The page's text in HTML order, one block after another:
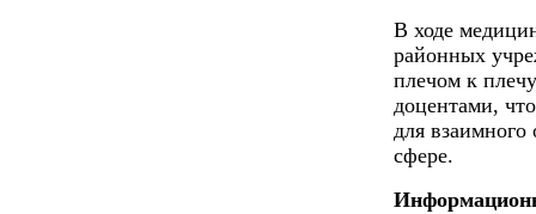
В ходе
районных
плечом к
доцентами,
для
сфере.